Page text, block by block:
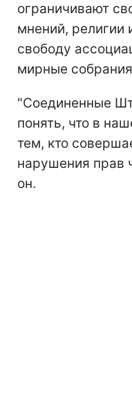
ограничивают
мнений, религии
свободу
мирные
"Соединенные
понять, что в
тем, кто
нарушения прав
он.